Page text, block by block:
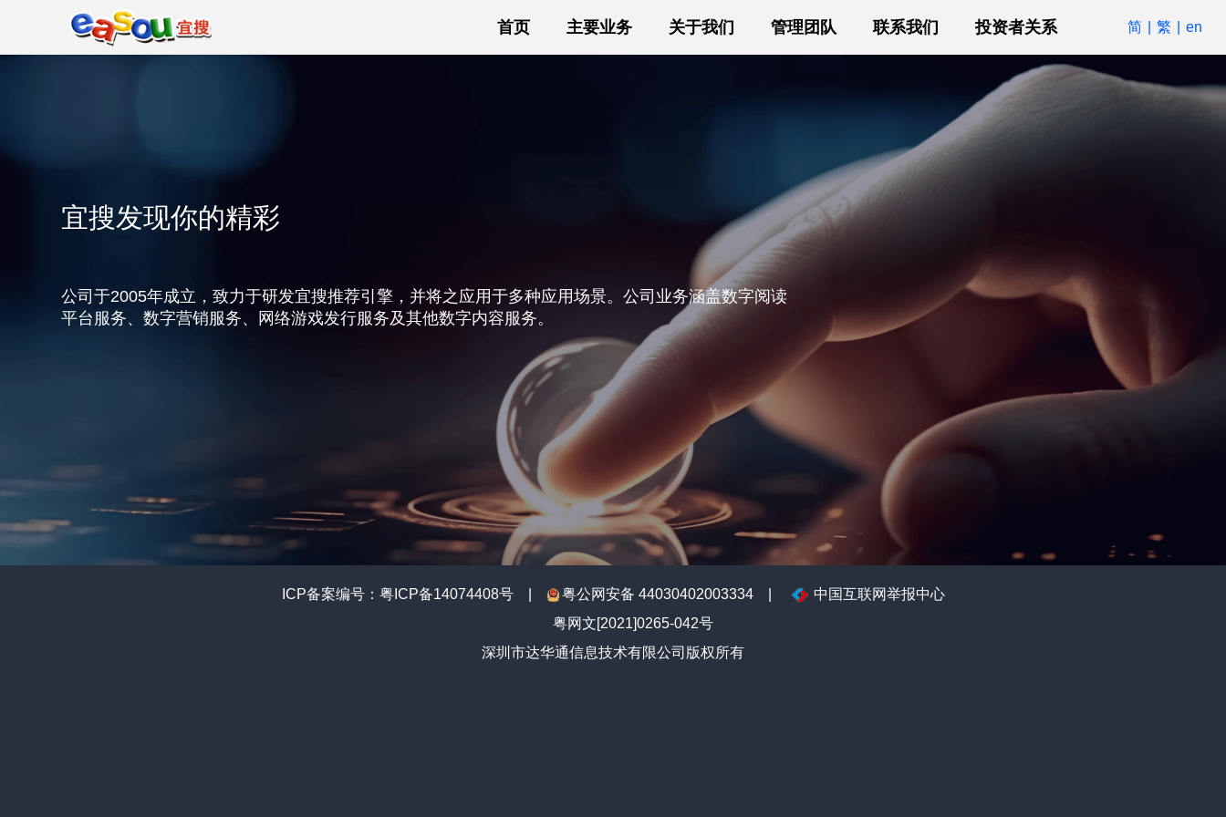
首页 主要业务 关于我们 管理团队 联系我们 投资者关系 简 繁 en
宜搜发现你的精彩
公司于2005年成立，致力于研发宜搜推荐引擎，并将之应用于多种应用场景。公司业务涵盖数字阅读
平台服务、数字营销服务、网络游戏发行服务及其他数字内容服务。
ICP备案编号：粤ICP备14074408号| 粤公网安备 44030402003334|
中国互联网举报中心
粤网文[2021]0265-042号
深圳市达华通信息技术有限公司版权所有